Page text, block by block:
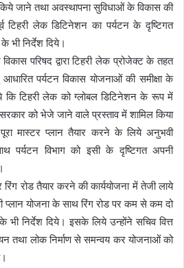
जाने तथा अवस्थापना सुविधाओं के विकास की
टिहरी लेक डिटिनेशन का पर्यटन के दृष्टिगत
भी निर्देश दिये।
परिषद द्वारा टिहरी लेक प्रोजेक्ट के तहत
पर्यटन विकास योजनाओं की समीक्षा के
कि टिहरी लेक को ग्लोबल डिटिनेशन के रूप में
को भेजे जाने वाले प्रस्ताव में शामिल किया
मास्टर प्लान तैयार करने के लिये अनुभवी
पर्यटन विभाग को इसी के दृष्टिगत अपनी
रोड तैयार करने की कार्ययोजना में तेजी लाये
प्लान योजना के साथ रिंग रोड पर कम से कम दो
भी निर्देश दिये। इसके लिये उन्होंने सचिव वित्त
तथा लोक निर्माण से समन्वय कर योजनाओं को